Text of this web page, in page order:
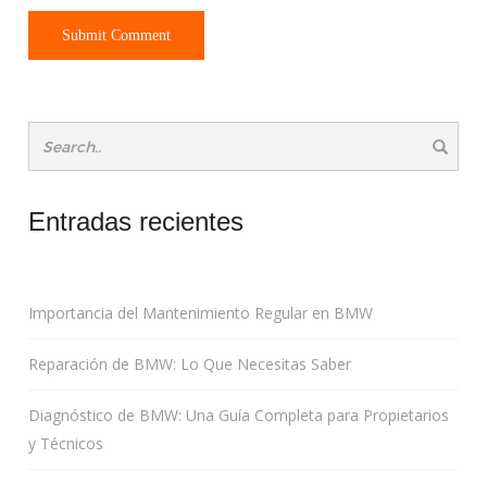
Entradas recientes
Importancia del Mantenimiento Regular en BMW
Reparación de BMW: Lo Que Necesitas Saber
Diagnóstico de BMW: Una Guía Completa para Propietarios
y Técnicos